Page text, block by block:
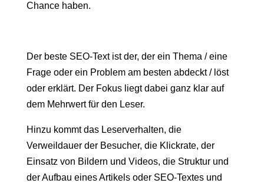
Chance haben.
Der beste SEO-Text ist der, der ein Thema / eine
Frage oder ein Problem am besten abdeckt / löst
oder erklärt. Der Fokus liegt dabei ganz klar auf
dem Mehrwert für den Leser.
Hinzu kommt das Leserverhalten, die
Verweildauer der Besucher, die Klickrate, der
Einsatz von Bildern und Videos, die Struktur und
der Aufbau eines Artikels oder SEO-Textes und